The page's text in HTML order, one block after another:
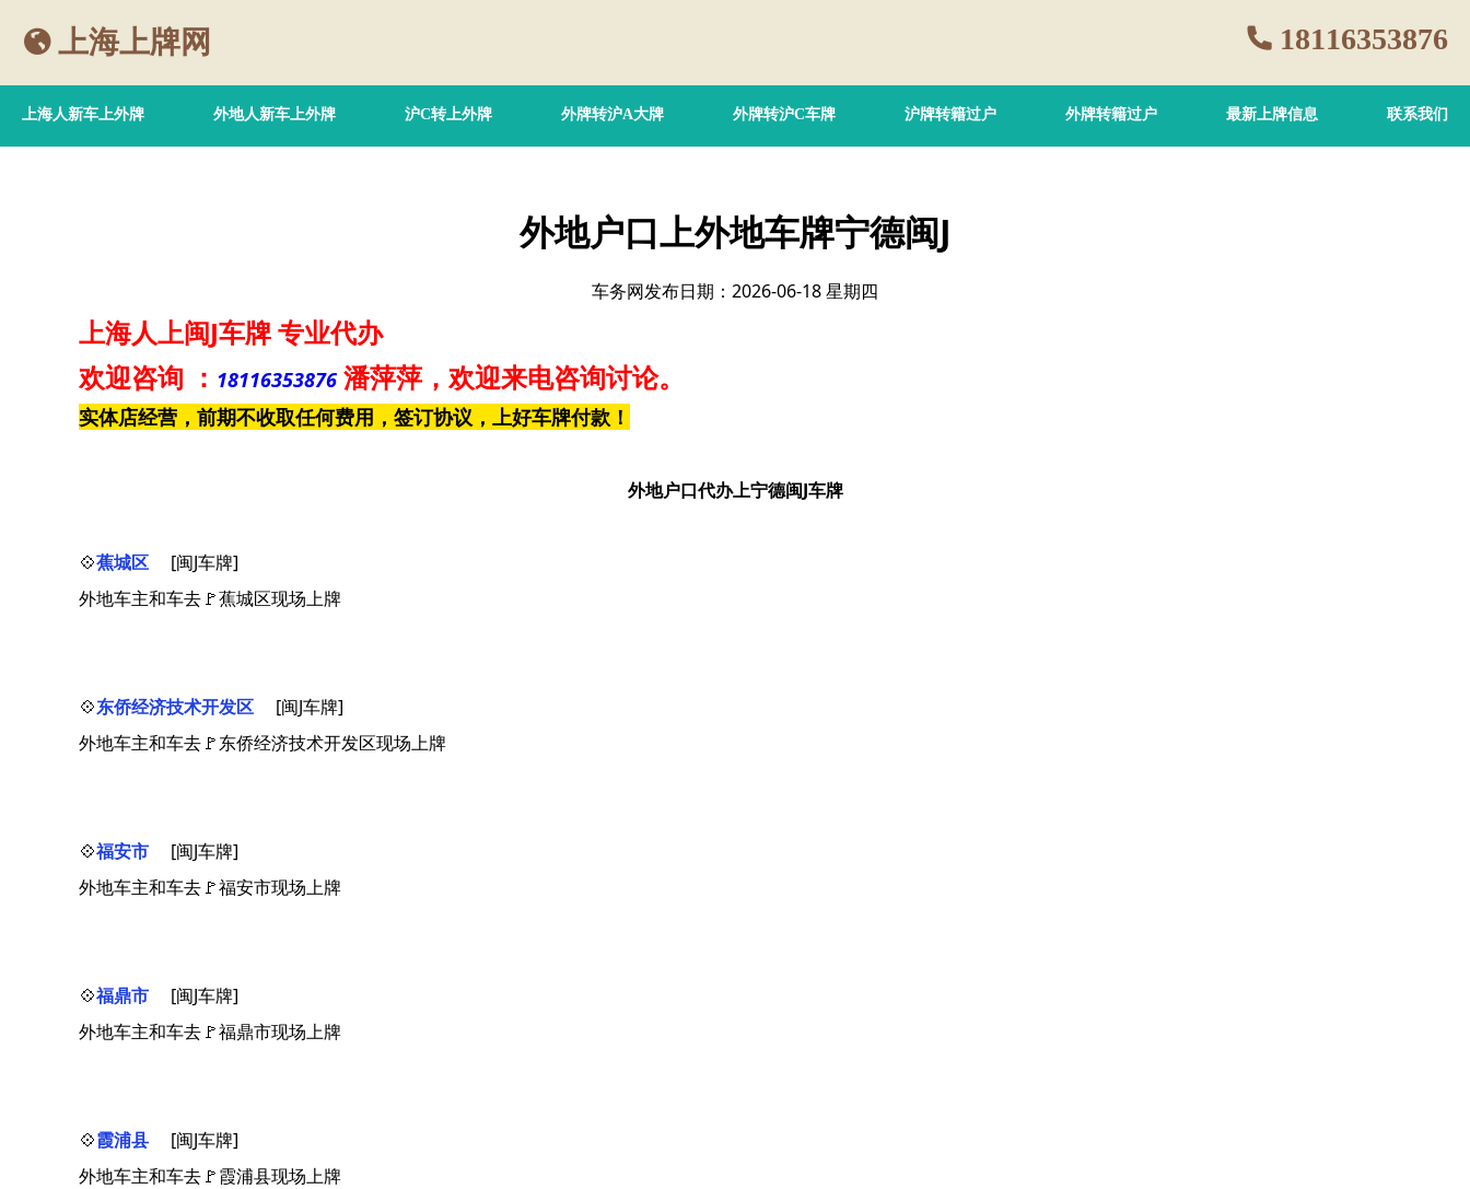
上海上牌网 18116353876
上海人新车上外牌 外地人新车上外牌 沪C转上外牌 外牌转沪A大牌 外牌转沪C车牌 沪牌转籍过户 外牌转籍过户 最新上牌信息 联系我们
外地户口上外地车牌宁德闽J
车务网发布日期：2026-06-18 星期四
上海人上闽J车牌专业代办
欢迎咨询 ： 18116353876 潘萍萍 ，欢迎来电咨询讨论。
实体店经营，前期不收取任何费用，签订协议，上好车牌付款！
外地户口代办上宁德闽J车牌
💠蕉城区
[闽J车牌]
外地车主和车去🚩蕉城区现场上牌
💠东侨经济技术开发区
[闽J车牌]
外地车主和车去🚩东侨经济技术开发区现场上牌
💠福安市
[闽J车牌]
外地车主和车去🚩福安市现场上牌
💠福鼎市
[闽J车牌]
外地车主和车去🚩福鼎市现场上牌
💠霞浦县
[闽J车牌]
外地车主和车去🚩霞浦县现场上牌